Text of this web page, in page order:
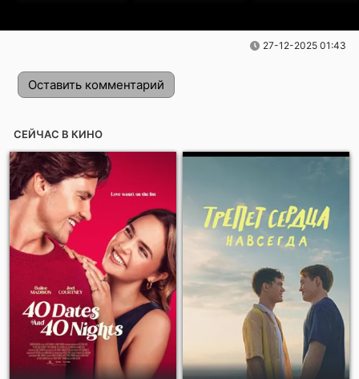
27-12-2025 01:43
Оставить комментарий
СЕЙЧАС В КИНО